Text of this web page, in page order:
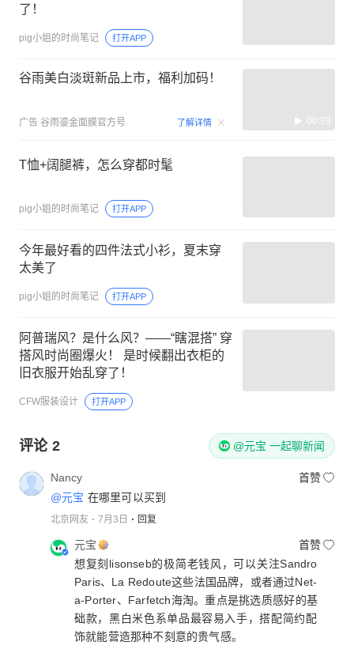
了！
pig小姐的时尚笔记 打开APP
谷雨美白淡斑新品上市，福利加码！
广告 谷雨鎏金面膜官方号 了解详情 00:39
T恤+阔腿裤，怎么穿都时髦
pig小姐的时尚笔记 打开APP
今年最好看的四件法式小衫，夏末穿
太美了
pig小姐的时尚笔记 打开APP
阿普瑞风？是什么风？——“瞎混搭” 穿
搭风时尚圈爆火！ 是时候翻出衣柜的
旧衣服开始乱穿了！
CFW服装设计 打开APP
评论 2 @元宝 一起聊新闻
Nancy
首赞
@元宝 在哪里可以买到
北京网友 7月3日 回复
元宝
首赞
想复刻lisonseb的极简老钱风，可以关注Sandro
Paris、La Redoute这些法国品牌，或者通过Net-
a-Porter、Farfetch海淘。重点是挑选质感好的基
础款，黑白米色系单品最容易入手，搭配简约配
饰就能营造那种不刻意的贵气感。